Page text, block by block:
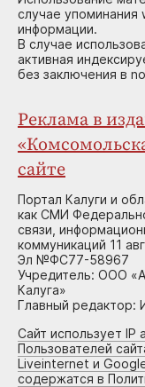
случае упоминания
информации.
В случае
активная
без заключения в
Реклама в
сайте
Портал Калуги и
как СМИ
связи,
коммуникаций 11
Эл №ФС77-58967
Учредитель: ООО
Калуга»
Главный редактор:
Сайт использует IP
Пользователей
Liveinternet и
содержатся в